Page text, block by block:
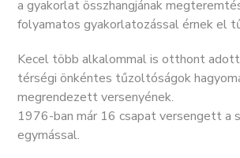
a gyakorlat összhangjának
folyamatos gyakorlatozással érnek el
Kecel több alkalommal is otthont adott
térségi önkéntes tűzoltóságok
megrendezett versenyének.
1976-ban már 16 csapat versengett a
egymással.